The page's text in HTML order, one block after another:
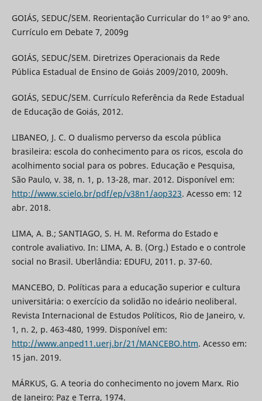
GOIÁS, SEDUC/SEM. Reorientação Curricular do 1º ao 9º ano.
Currículo em Debate 7, 2009g
GOIÁS, SEDUC/SEM. Diretrizes Operacionais da Rede
Pública Estadual de Ensino de Goiás 2009/2010, 2009h.
GOIÁS, SEDUC/SEM. Currículo Referência da Rede Estadual
de Educação de Goiás, 2012.
LIBANEO, J. C. O dualismo perverso da escola pública
brasileira: escola do conhecimento para os ricos, escola do
acolhimento social para os pobres. Educação e Pesquisa,
São Paulo, v. 38, n. 1, p. 13-28, mar. 2012. Disponível em:
http://www.scielo.br/pdf/ep/v38n1/aop323. Acesso em: 12
abr. 2018.
LIMA, A. B.; SANTIAGO, S. H. M. Reforma do Estado e
controle avaliativo. In: LIMA, A. B. (Org.) Estado e o controle
social no Brasil. Uberlândia: EDUFU, 2011. p. 37-60.
MANCEBO, D. Políticas para a educação superior e cultura
universitária: o exercício da solidão no ideário neoliberal.
Revista Internacional de Estudos Políticos, Rio de Janeiro, v.
1, n. 2, p. 463-480, 1999. Disponível em:
http://www.anped11.uerj.br/21/MANCEBO.htm. Acesso em:
15 jan. 2019.
MÁRKUS, G. A teoria do conhecimento no jovem Marx. Rio
de Janeiro: Paz e Terra, 1974.